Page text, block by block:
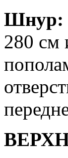
Шнур:
280 см